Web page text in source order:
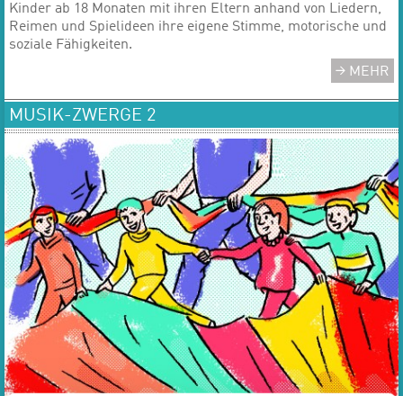
Kinder ab 18 Monaten mit ihren Eltern anhand von Liedern,
Reimen und Spielideen ihre eigene Stimme, motorische und
soziale Fähigkeiten.
MEHR
MUSIK-ZWERGE 2